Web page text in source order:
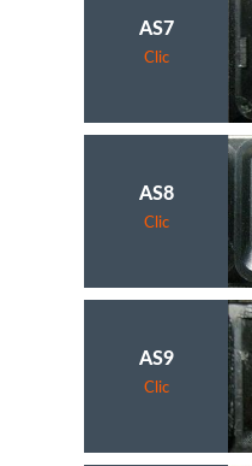
AS7
Clic
AS8
Clic
AS9
Clic